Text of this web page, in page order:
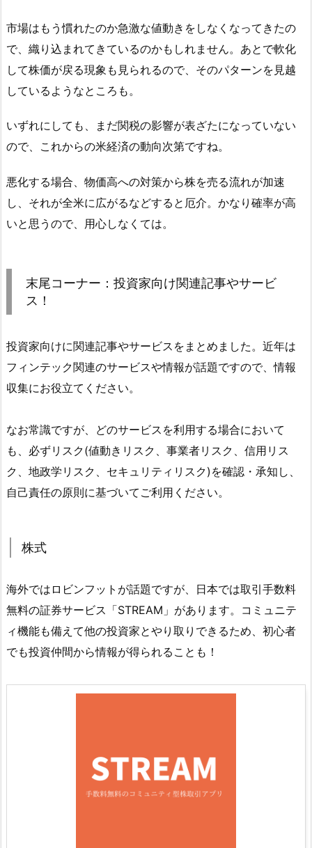
市場はもう慣れたのか急激な値動きをしなくなってきたの
で、織り込まれてきているのかもしれません。あとで軟化
して株価が戻る現象も見られるので、そのパターンを見越
しているようなところも。
いずれにしても、まだ関税の影響が表ざたになっていない
ので、これからの米経済の動向次第ですね。
悪化する場合、物価高への対策から株を売る流れが加速
し、それが全米に広がるなどすると厄介。かなり確率が高
いと思うので、用心しなくては。
末尾コーナー：投資家向け関連記事やサービ
ス！
投資家向けに関連記事やサービスをまとめました。近年は
フィンテック関連のサービスや情報が話題ですので、情報
収集にお役立てください。
なお常識ですが、どのサービスを利用する場合において
も、必ずリスク(値動きリスク、事業者リスク、信用リス
ク、地政学リスク、セキュリティリスク)を確認・承知し、
自己責任の原則に基づいてご利用ください。
株式
海外ではロビンフットが話題ですが、日本では取引手数料
無料の証券サービス「STREAM」があります。コミュニテ
ィ機能も備えて他の投資家とやり取りできるため、初心者
でも投資仲間から情報が得られることも！